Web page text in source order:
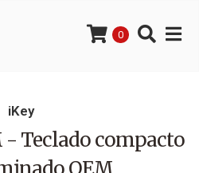
0
iKey
- Teclado compacto